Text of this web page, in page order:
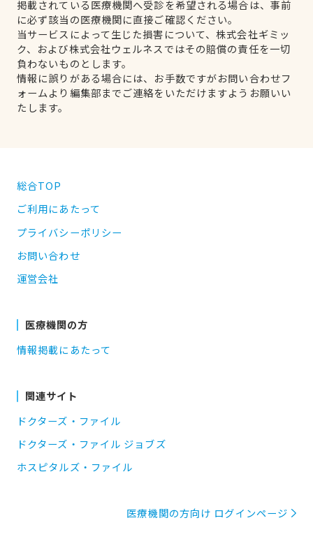
掲載されている医療機関へ受診を希望される場合は、事前
に必ず該当の医療機関に直接ご確認ください。
当サービスによって生じた損害について、株式会社ギミッ
ク、および株式会社ウェルネスではその賠償の責任を一切
負わないものとします。
情報に誤りがある場合には、お手数ですがお問い合わせフ
ォームより編集部までご連絡をいただけますようお願いい
たします。
総合TOP
ご利用にあたって
プライバシーポリシー
お問い合わせ
運営会社
医療機関の方
情報掲載にあたって
関連サイト
ドクターズ・ファイル
ドクターズ・ファイル ジョブズ
ホスピタルズ・ファイル
医療機関の方向け ログインページ